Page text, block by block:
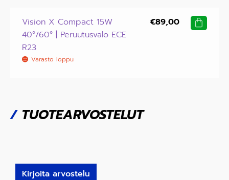
Vision X Compact 15W
40°/60° | Peruutusvalo ECE
R23
Varasto loppu
€89,00
/TUOTEARVOSTELUT
Kirjoita arvostelu